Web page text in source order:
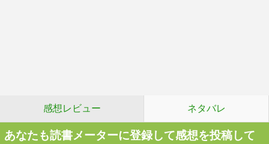
感想レビュー ネタバレ
あなたも読書メーターに登録して感想を投稿して